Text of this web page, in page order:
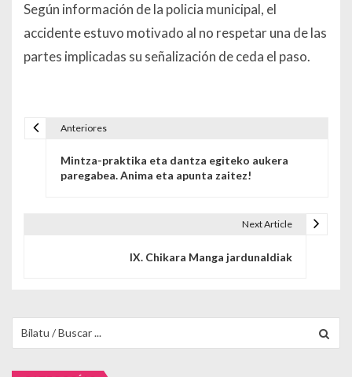
Según información de la policia municipal, el
accidente estuvo motivado al no respetar una de las
partes implicadas su señalización de ceda el paso.
Anteriores
Mintza-praktika eta dantza egiteko aukera
paregabea. Anima eta apunta zaitez!
Next Article
IX. Chikara Manga jardunaldiak